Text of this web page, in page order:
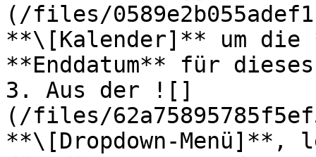
(/files/
**\[Kalender]** um die
**Enddatum** für
3. Aus der ![]
(/files/
**\[Dropdown-Menü]**,